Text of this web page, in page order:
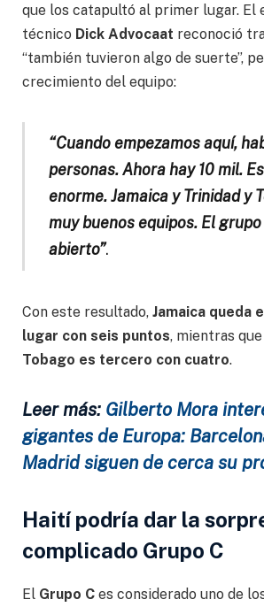
que los catapultó al primer lugar. El
técnico Dick Advocaat reconoció
“también tuvieron algo de suerte”,
crecimiento del equipo:
“Cuando empezamos aquí,
personas. Ahora hay 10 mil.
enorme. Jamaica y Trinidad y
muy buenos equipos. El
abierto”.
Con este resultado, Jamaica queda
lugar con seis puntos, mientras que
Tobago es tercero con cuatro.
Leer más: Gilberto Mora
gigantes de Europa:
Madrid siguen de cerca su
Haití podría dar la
complicado Grupo C
El Grupo C es considerado uno de